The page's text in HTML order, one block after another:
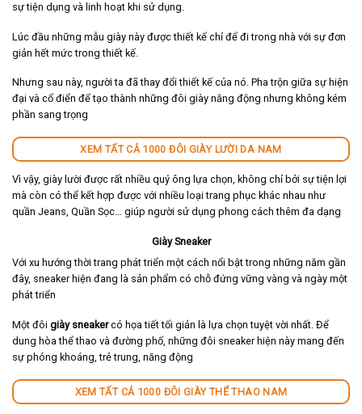
sự tiện dụng và linh hoạt khi sử dụng.
Lúc đầu những mẫu giày này được thiết kế chỉ để đi trong nhà với sự đơn
giản hết mức trong thiết kế.
Nhưng sau này, người ta đã thay đổi thiết kế của nó. Pha trộn giữa sự hiện
đại và cổ điển để tạo thành những đôi giày năng động nhưng không kém
phần sang trọng
XEM TẤT CẢ 1000 ĐÔI GIÀY LƯỜI DA NAM
Vì vậy, giày lười được rất nhiều quý ông lựa chọn, không chỉ bởi sự tiện lợi
mà còn có thể kết hợp được với nhiều loại trang phục khác nhau như
quần Jeans, Quần Sọc… giúp người sử dụng phong cách thêm đa dạng
Giày Sneaker
Với xu hướng thời trang phát triển một cách nổi bật trong những năm gần
đây, sneaker hiện đang là sản phẩm có chỗ đứng vững vàng và ngày một
phát triển
Một đôi giày sneakercó họa tiết tối giản là lựa chọn tuyệt vời nhất. Để
dung hòa thể thao và đường phố, những đôi sneaker hiện này mang đến
sự phóng khoáng, trẻ trung, năng động
XEM TẤT CẢ 1000 ĐÔI GIÀY THỂ THAO NAM